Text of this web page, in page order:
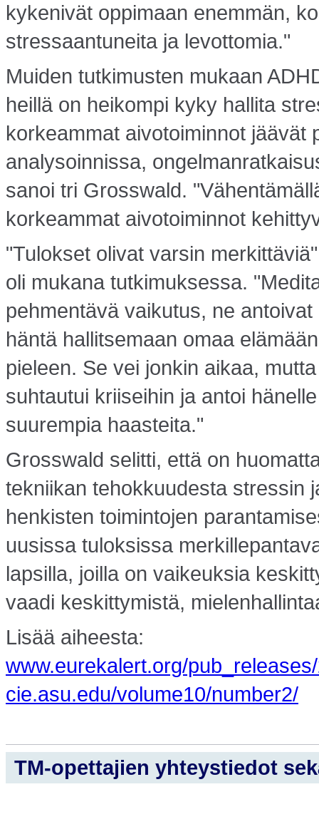
kykenivät oppimaan enemmän,
stressaantuneita ja levottomia."
Muiden tutkimusten mukaan
heillä on heikompi kyky hallita
korkeammat aivotoiminnot jäävät
analysoinnissa,
sanoi tri Grosswald.
korkeammat aivotoiminnot
"Tulokset olivat varsin
oli mukana tutkimuksessa.
pehmentävä vaikutus, ne
häntä hallitsemaan omaa
pieleen. Se vei jonkin aikaa,
suhtautui kriiseihin ja antoi
suurempia haasteita."
Grosswald selitti, että on
tekniikan tehokkuudesta stressin
henkisten toimintojen
uusissa tuloksissa
lapsilla, joilla on vaikeuksia
vaadi keskittymistä,
Lisää aiheesta:
www.eurekalert.org/
cie.asu.edu/volume10/number2/
TM-opettajien yhteystiedot